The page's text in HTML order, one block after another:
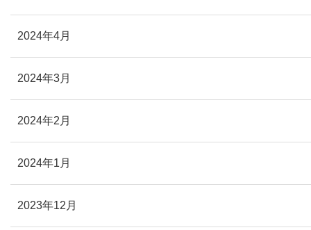
2024年4月
2024年3月
2024年2月
2024年1月
2023年12月